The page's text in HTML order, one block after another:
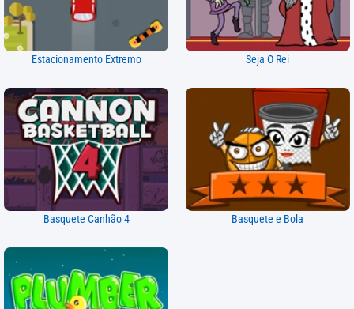
Estacionamento Extremo Seja O Rei
Basquete Canhão 4 Basquete e Bola